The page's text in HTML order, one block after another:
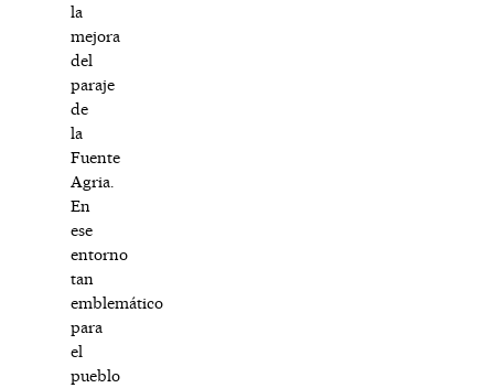
la
mejora
del
paraje
de
la
Fuente
Agria.
En
ese
entorno
tan
emblemático
para
el
pueblo